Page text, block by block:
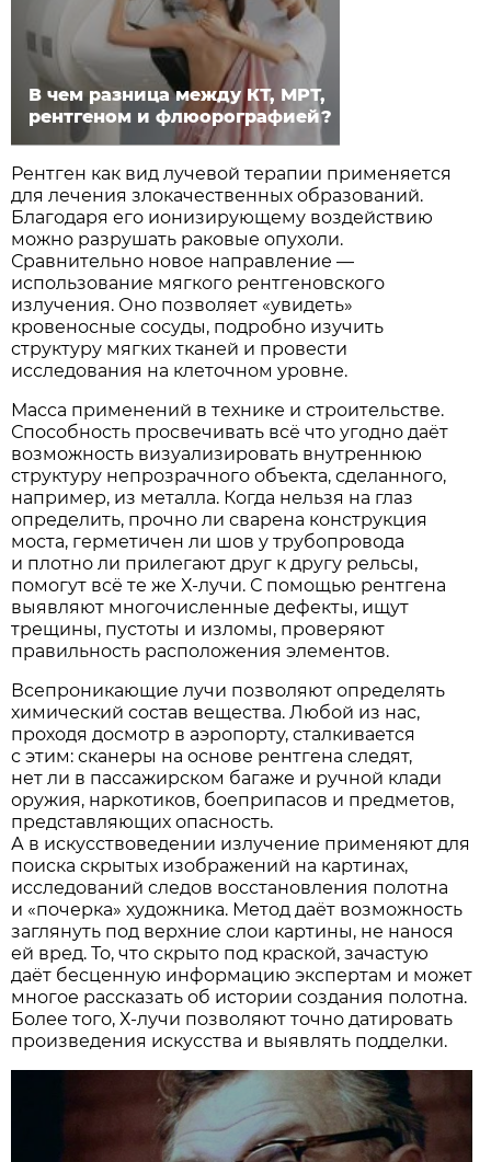
В чем разница между КТ, МРТ,
рентгеном и флюорографией?
Рентген как вид лучевой терапии применяется
для лечения злокачественных образований.
Благодаря его ионизирующему воздействию
можно разрушать раковые опухоли.
Сравнительно новое направление —
использование мягкого рентгеновского
излучения. Оно позволяет «увидеть»
кровеносные сосуды, подробно изучить
структуру мягких тканей и провести
исследования на клеточном уровне.
Масса применений в технике и строительстве.
Способность просвечивать всё что угодно даёт
возможность визуализировать внутреннюю
структуру непрозрачного объекта, сделанного,
например, из металла. Когда нельзя на глаз
определить, прочно ли сварена конструкция
моста, герметичен ли шов у трубопровода
и плотно ли прилегают друг к другу рельсы,
помогут всё те же Х-лучи. С помощью рентгена
выявляют многочисленные дефекты, ищут
трещины, пустоты и изломы, проверяют
правильность расположения элементов.
Всепроникающие лучи позволяют определять
химический состав вещества. Любой из нас,
проходя досмотр в аэропорту, сталкивается
с этим: сканеры на основе рентгена следят,
нет ли в пассажирском багаже и ручной клади
оружия, наркотиков, боеприпасов и предметов,
представляющих опасность.
А в искусствоведении излучение применяют для
поиска скрытых изображений на картинах,
исследований следов восстановления полотна
и «почерка» художника. Метод даёт возможность
заглянуть под верхние слои картины, не нанося
ей вред. То, что скрыто под краской, зачастую
даёт бесценную информацию экспертам и может
многое рассказать об истории создания полотна.
Более того, Х-лучи позволяют точно датировать
произведения искусства и выявлять подделки.